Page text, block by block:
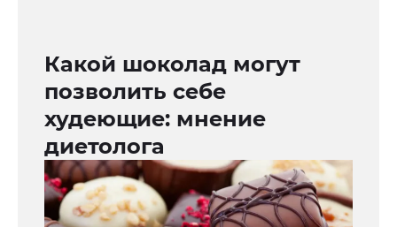
Какой шоколад могут
позволить себе
худеющие: мнение
диетолога